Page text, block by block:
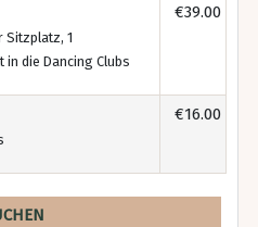
Sitzplatz, 1
in die Dancing Clubs
€39.00
€16.00